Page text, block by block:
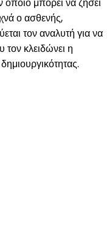
ο ασθενής,
τον αναλυτή για να
κλειδώνει η